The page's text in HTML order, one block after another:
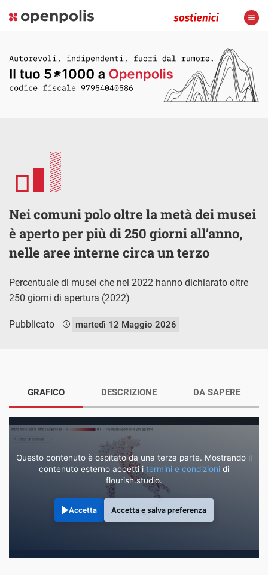
Nei comuni polo oltre la metà dei musei
è aperto per più di 250 giorni all’anno,
nelle aree interne circa un terzo
Percentuale di musei che nel 2022 hanno dichiarato oltre
250 giorni di apertura (2022)
Pubblicato martedì 12 Maggio 2026
GRAFICO
Questo contenuto è ospitato da una terza parte. Mostrando il
contenuto esterno accetti i termini e condizioni di
flourish.studio.
Accetta Accetta e salva preferenza
DESCRIZIONE DA SAPERE